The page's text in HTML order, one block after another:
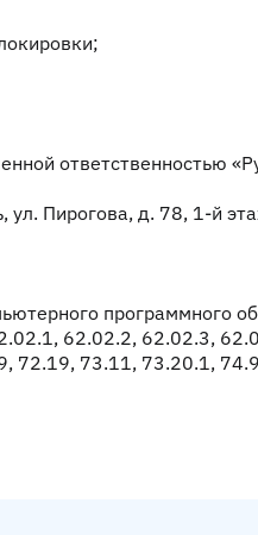
ответственностью
ул. Пирогова, д. 78, 1-й
программного
62.02.2, 62.02.3,
72.19, 73.11, 73.20.1,